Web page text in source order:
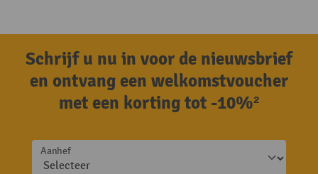
Schrijf u nu in voor de nieuwsbrief
en ontvang een welkomstvoucher
met een korting tot -10%²
Aanhef